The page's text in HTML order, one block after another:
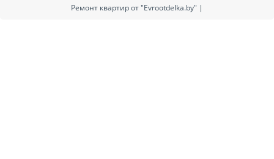
Ремонт квартир от "Evrootdelka.by" |